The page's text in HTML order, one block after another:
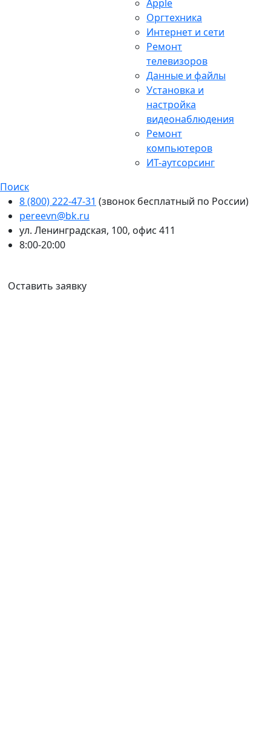
Apple
Оргтехника
Интернет и сети
Ремонт
телевизоров
Данные и файлы
Установка и
настройка
видеонаблюдения
Ремонт
компьютеров
ИТ-аутсорсинг
Поиск
8 (800) 222-47-31 (звонок бесплатный по России)
pereevn@bk.ru
ул. Ленинградская, 100, офис 411
8:00-20:00
Оставить заявку